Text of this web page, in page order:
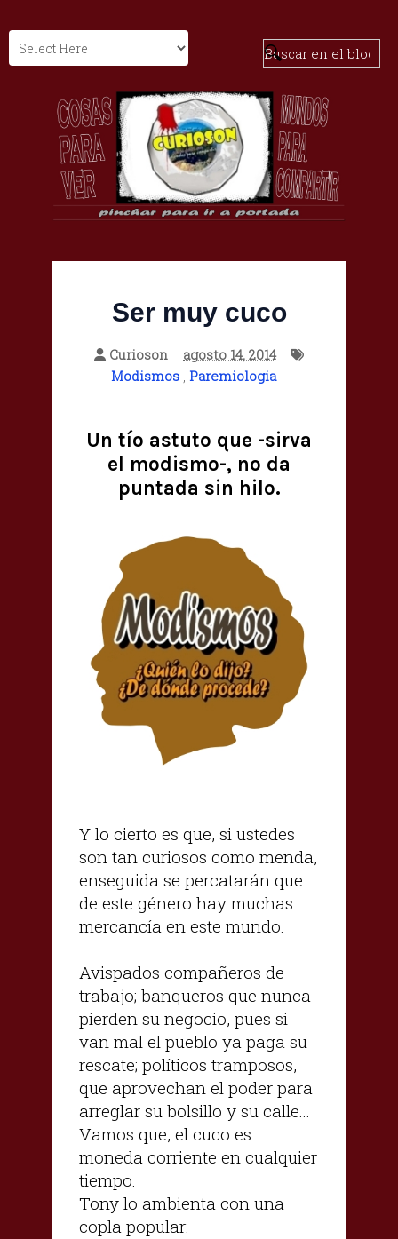
Ser muy cuco
Curioson
agosto 14, 2014
Modismos , Paremiologia
Un tío astuto que -sirva
el modismo-, no da
puntada sin hilo.
Y lo cierto es que, si ustedes
son tan curiosos como menda,
enseguida se percatarán que
de este género hay muchas
mercancía en este mundo.
Avispados compañeros de
trabajo; banqueros que nunca
pierden su negocio, pues si
van mal el pueblo ya paga su
rescate; políticos tramposos,
que aprovechan el poder para
arreglar su bolsillo y su calle...
Vamos que, el cuco es
moneda corriente en cualquier
tiempo.
Tony lo ambienta con una
copla popular: